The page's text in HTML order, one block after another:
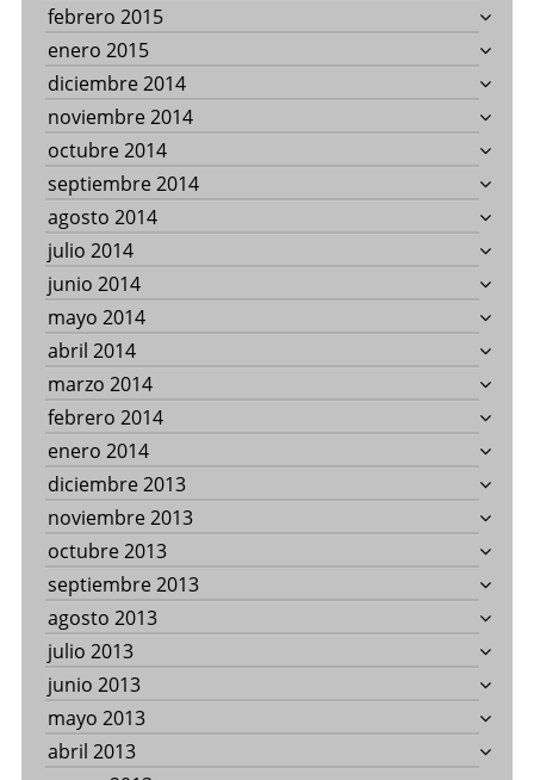
febrero 2015
enero 2015
diciembre 2014
noviembre 2014
octubre 2014
septiembre 2014
agosto 2014
julio 2014
junio 2014
mayo 2014
abril 2014
marzo 2014
febrero 2014
enero 2014
diciembre 2013
noviembre 2013
octubre 2013
septiembre 2013
agosto 2013
julio 2013
junio 2013
mayo 2013
abril 2013